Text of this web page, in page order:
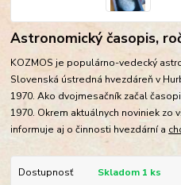
Astronomický časopis,
KOZMOS je populárno-vedecký
Slovenská ústredná hvezdáreň v
1970. Ako dvojmesačník začal
1970. Okrem aktuálnych noviniek zo
informuje aj o činnosti hvezdární a
Dostupnosť Skladom 1 ks